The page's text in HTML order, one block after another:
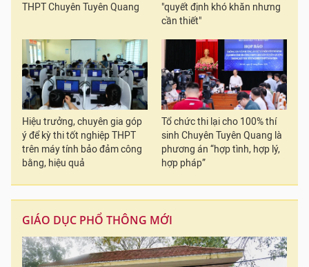
THPT Chuyên Tuyên Quang
"quyết định khó khăn nhưng
cần thiết"
Hiệu trưởng, chuyên gia góp
ý để kỳ thi tốt nghiệp THPT
trên máy tính bảo đảm công
bằng, hiệu quả
Tổ chức thi lại cho 100% thí
sinh Chuyên Tuyên Quang là
phương án “hợp tình, hợp lý,
hợp pháp”
GIÁO DỤC PHỔ THÔNG MỚI